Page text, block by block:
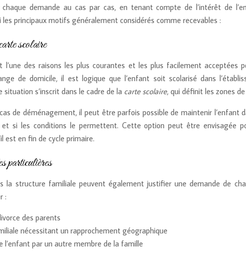
chaque demande au cas par cas, en tenant compte de l’intérêt de
principaux motifs généralement considérés comme recevables :
scolaire
l’une des raisons les plus courantes et les plus facilement acceptées
de domicile, il est logique que l’enfant soit scolarisé dans
situation s’inscrit dans le cadre de la carte scolaire, qui définit les zones
de déménagement, il peut être parfois possible de maintenir l’enfant
si les conditions le permettent. Cette option peut être envisagée
est en fin de cycle primaire.
particulières
la structure familiale peuvent également justifier une demande de
:
des parents
nécessitant un rapprochement géographique
l’enfant par un autre membre de la famille